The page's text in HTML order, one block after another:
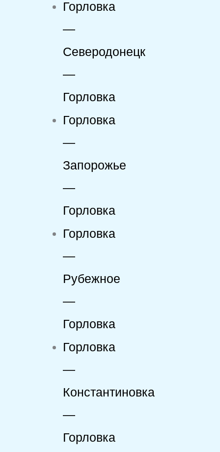
Горловка
—
Северодонецк
—
Горловка
Горловка
—
Запорожье
—
Горловка
Горловка
—
Рубежное
—
Горловка
Горловка
—
Константиновка
—
Горловка